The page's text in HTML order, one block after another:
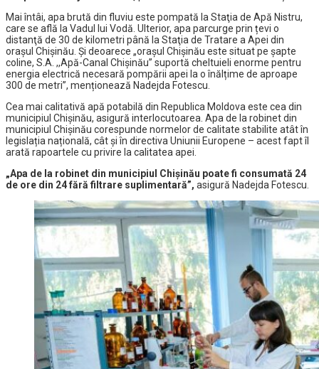
Mai întâi, apa brută din fluviu este pompată la Staţia de Apă Nistru,
care se află la Vadul lui Vodă. Ulterior, apa parcurge prin țevi o
distanţă de 30 de kilometri până la Staţia de Tratare a Apei din
oraşul Chişinău. Și deoarece „oraşul Chişinău este situat pe şapte
coline, S.A. ,,Apă-Canal Chișinău” suportă cheltuieli enorme pentru
energia electrică necesară pompării apei la o înălțime de aproape
300 de metri”, menționează Nadejda Fotescu.
Cea mai calitativă apă potabilă din Republica Moldova este cea din
municipiul Chișinău, asigură interlocutoarea. Apa de la robinet din
municipiul Chișinău corespunde normelor de calitate stabilite atât în
legislația națională, cât şi în directiva Uniunii Europene – acest fapt îl
arată rapoartele cu privire la calitatea apei.
„Apa de la robinet din municipiul Chişinău poate fi consumată 24
de ore din 24 fără filtrare suplimentară”, asigură Nadejda Fotescu.